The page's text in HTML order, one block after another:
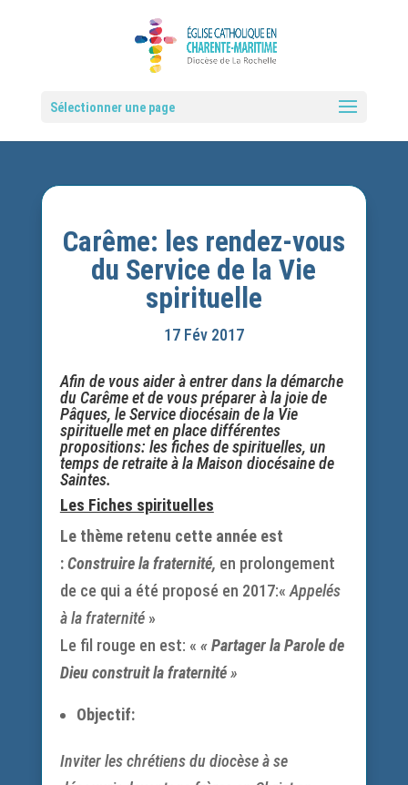
Sélectionner une page
Carême: les rendez-vous
du Service de la Vie
spirituelle
17 Fév 2017
Afin de vous aider à entrer dans la démarche
du Carême et de vous préparer à la joie de
Pâques, le Service diocésain de la Vie
spirituelle met en place différentes
propositions: les fiches de spirituelles, un
temps de retraite à la Maison diocésaine de
Saintes.
Les Fiches spirituelles
Le thème retenu cette année est
: Construire la fraternité, en prolongement
de ce qui a été proposé en 2017:« Appelés
à la fraternité»
Le fil rouge en est: « « Partager la Parole de
Dieu construit la fraternité»
Objectif:
Inviter les chrétiens du diocèse à se